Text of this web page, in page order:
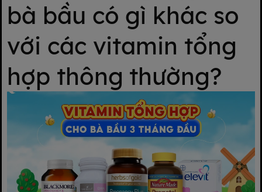
bà bầu có gì khác so
với các vitamin tổng
hợp thông thường?